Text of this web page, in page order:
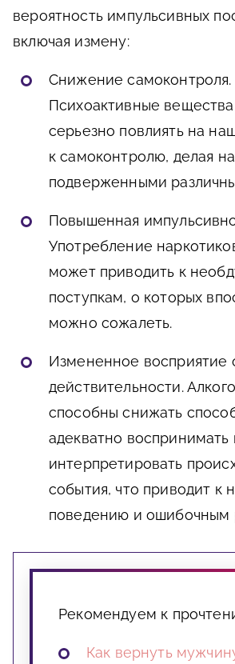
вероятность импульсивных
включая измену:
Снижение самоконтроля.
Психоактивные
серьезно повлиять на
к самоконтролю, делая
подверженными
Повышенная
Употребление
может приводить к
поступкам, о которых
можно сожалеть.
Измененное
действительности.
способны снижать
адекватно воспринимать
интерпретировать
события, что приводит к
поведению и ошибочным
Рекомендуем к
Как вернуть